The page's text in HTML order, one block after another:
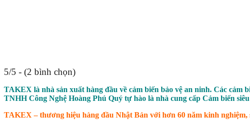
5/5 - (2 bình chọn)
TAKEX là nhà sản xuất hàng đầu về cảm biến bảo vệ an ninh. Các
TNHH Công Nghệ Hoàng Phú Quý tự hào là nhà cung cấp Cảm biến
TAKEX – thương hiệu hàng đầu Nhật Bản với hơn 60 năm kinh nghiệm,